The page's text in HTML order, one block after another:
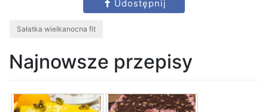
Udostępnij
Sałatka wielkanocna fit
Najnowsze przepisy